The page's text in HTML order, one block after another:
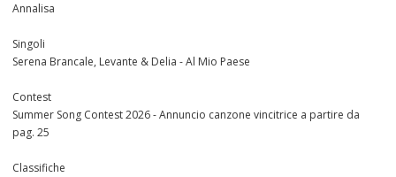
Annalisa
Singoli
Serena Brancale, Levante & Delia - Al Mio Paese
Contest
Summer Song Contest 2026 - Annuncio canzone vincitrice a partire da
pag. 25
Classifiche